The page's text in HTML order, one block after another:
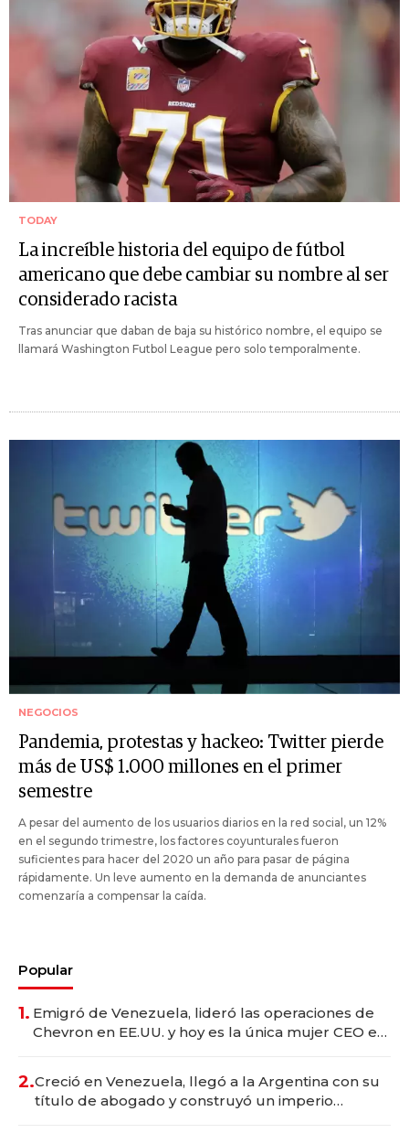
TODAY
La increíble historia del equipo de fútbol
americano que debe cambiar su nombre al ser
considerado racista
Tras anunciar que daban de baja su histórico nombre, el equipo se
llamará Washington Futbol League pero solo temporalmente.
NEGOCIOS
Pandemia, protestas y hackeo: Twitter pierde
más de US$ 1.000 millones en el primer
semestre
A pesar del aumento de los usuarios diarios en la red social, un 12%
en el segundo trimestre, los factores coyunturales fueron
suficientes para hacer del 2020 un año para pasar de página
rápidamente. Un leve aumento en la demanda de anunciantes
comenzaría a compensar la caída.
Popular
1. Emigró de Venezuela, lideró las operaciones de
Chevron en EE.UU. y hoy es la única mujer CEO en
2.Creció en Venezuela, llegó a la Argentina con su
título de abogado y construyó un imperio